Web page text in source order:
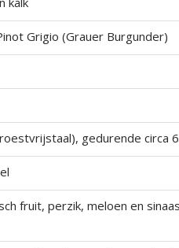
Grigio (Grauer Burgunder)
gedurende circa
fruit, perzik, meloen en